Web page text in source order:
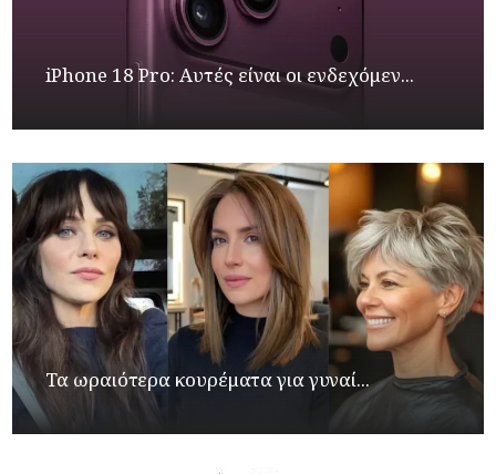
iPhone 18 Pro: Αυτές είναι οι ενδεχόμεν...
Τα ωραιότερα κουρέματα για γυναί...